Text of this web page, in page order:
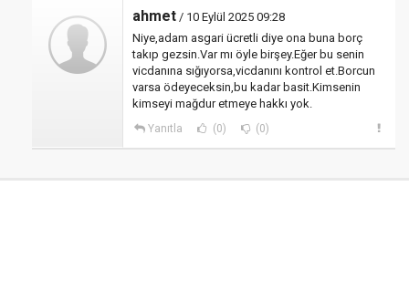
ahmet / 10 Eylül 2025 09:28
Niye,adam asgari ücretli diye ona buna borç
takıp gezsin.Var mı öyle birşey.Eğer bu senin
vicdanına sığıyorsa,vicdanını kontrol et.Borcun
varsa ödeyeceksin,bu kadar basit.Kimsenin
kimseyi mağdur etmeye hakkı yok.
Yanıtla (0) (0)